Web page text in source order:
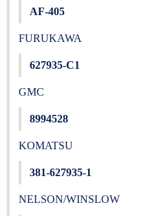
AF-405
FURUKAWA
627935-C1
GMC
8994528
KOMATSU
381-627935-1
NELSON/WINSLOW